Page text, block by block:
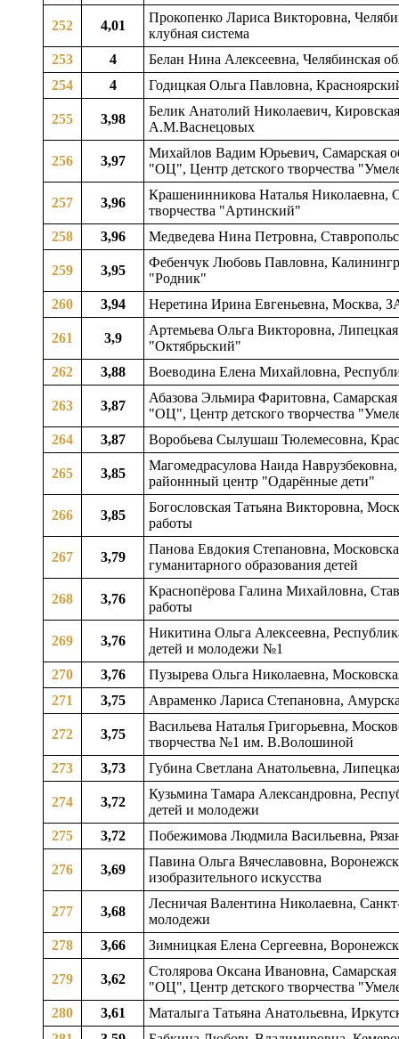
252 4,01
Прокопенко Лариса Викторовна,
клубная система
253
4
Белан Нина Алексеевна, Челябинская
254
4 Годицкая Ольга Павловна,
255 3,98
Белик Анатолий Николаевич,
А.М.Васнецовых
256 3,97
Михайлов Вадим Юрьевич, Самарская
"ОЦ", Центр детского творчества
257 3,96
Крашенинникова Наталья Николаевна,
творчества "Артинский"
258
3,96 Медведева Нина Петровна,
259 3,95
Фебенчук Любовь Павловна,
"Родник"
260
3,94 Неретина Ирина Евгеньевна, Москва,
261 3,9
Артемьева Ольга Викторовна,
"Октябрьский"
262
3,88 Воеводина Елена Михайловна,
263 3,87
Абазова Эльмира Фаритовна,
"ОЦ", Центр детского творчества
264
3,87 Воробьева Сылушаш Тюлемесовна,
265 3,85
Магомедрасулова Наида
районнный центр "Одарённые дети"
266 3,85
Богословская Татьяна Викторовна,
работы
267 3,79
Панова Евдокия Степановна,
гуманитарного образования детей
268 3,76
Краснопёрова Галина Михайловна,
работы
269 3,76
Никитина Ольга Алексеевна,
детей и молодежи №1
270
3,76
Пузырева Ольга Николаевна,
271
3,75 Авраменко Лариса Степановна,
272 3,75
Васильева Наталья Григорьевна,
творчества №1 им. В.Волошиной
273
3,73 Губина Светлана Анатольевна,
274 3,72
Кузьмина Тамара Александровна,
детей и молодежи
275
3,72 Побежимова Людмила Васильевна,
276 3,69
Павина Ольга Вячеславовна,
изобразительного искусства
277 3,68
Лесничая Валентина Николаевна,
молодежи
278
3,66 Зимницкая Елена Сергеевна,
279 3,62
Столярова Оксана Ивановна,
"ОЦ", Центр детского творчества
280
3,61
Маталыга Татьяна Анатольевна,